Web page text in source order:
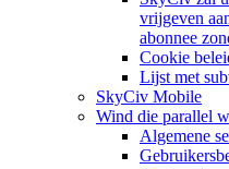
vrijgeven
abonnee
Cookie
Lijst met
SkyCiv Mobile
Wind die parallel
Algemene